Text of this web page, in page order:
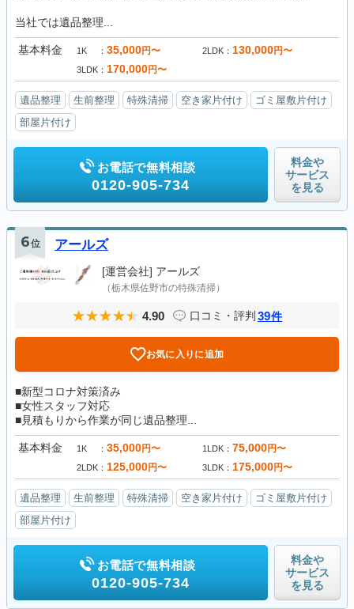
当社では遺品整理...
基本料金 1K 35,000円〜 2LDK 130,000円〜
3LDK 170,000円〜
遺品整理 生前整理 特殊清掃 空き家片付け
ゴミ屋敷片付け
部屋片付け
お電話で無料相談
0120-905-734
料金や
サービス
を見る
6位 アールズ
[運営会社] アールズ
（栃木県佐野市の特殊清掃）
4.90 口コミ・評判 39件
お気に入りに追加
■新型コロナ対策済み
■女性スタッフ対応
■見積もりから作業が同じ遺品整理...
基本料金 1K 35,000円〜 1LDK 75,000円〜
2LDK 125,000円〜 3LDK 175,000円〜
遺品整理 生前整理 特殊清掃 空き家片付け
ゴミ屋敷片付け
部屋片付け
お電話で無料相談
0120-905-734
料金や
サービス
を見る